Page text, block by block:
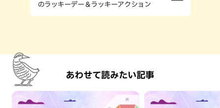
のラッキーデー＆ラッキーアクション
あわせて読みたい記事